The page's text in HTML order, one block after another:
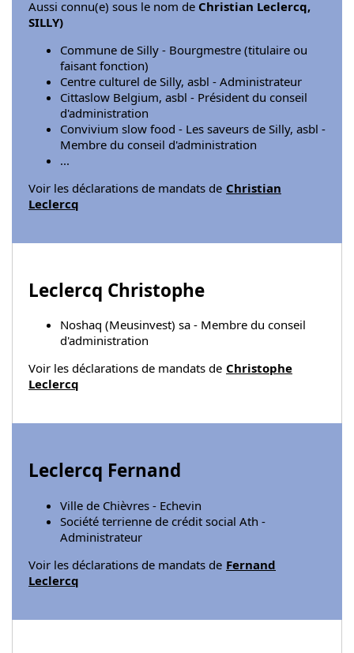
Aussi connu(e) sous le nom de Christian Leclercq,
SILLY)
Commune de Silly - Bourgmestre (titulaire ou
faisant fonction)
Centre culturel de Silly, asbl - Administrateur
Cittaslow Belgium, asbl - Président du conseil
d'administration
Convivium slow food - Les saveurs de Silly, asbl -
Membre du conseil d'administration
...
Voir les déclarations de mandats de Christian
Leclercq
Leclercq Christophe
Noshaq (Meusinvest) sa - Membre du conseil
d'administration
Voir les déclarations de mandats de Christophe
Leclercq
Leclercq Fernand
Ville de Chièvres - Echevin
Société terrienne de crédit social Ath -
Administrateur
Voir les déclarations de mandats de Fernand
Leclercq